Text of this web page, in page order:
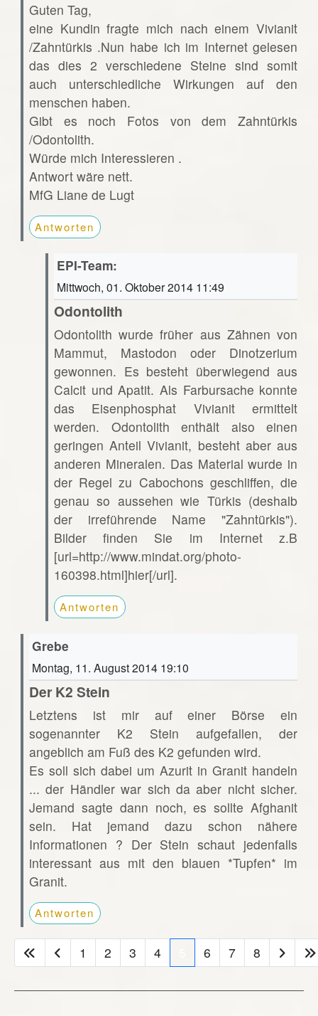
Guten Tag,
eine Kundin fragte mich nach einem Vivianit
/Zahntürkis .Nun habe ich im Internet gelesen
das dies 2 verschiedene Steine sind somit
auch unterschiedliche Wirkungen auf den
menschen haben.
Gibt es noch Fotos von dem Zahntürkis
/Odontolith.
Würde mich Interessieren .
Antwort wäre nett.
MfG Liane de Lugt
Antworten
EPI-Team:
Mittwoch, 01. Oktober 2014 11:49
Odontolith
Odontolith wurde früher aus Zähnen von
Mammut, Mastodon oder Dinotzerium
gewonnen. Es besteht überwiegend aus
Calcit und Apatit. Als Farbursache konnte
das Eisenphosphat Vivianit ermittelt
werden. Odontolith enthält also einen
geringen Anteil Vivianit, besteht aber aus
anderen Mineralen. Das Material wurde in
der Regel zu Cabochons geschliffen, die
genau so aussehen wie Türkis (deshalb
der irreführende Name "Zahntürkis").
Bilder finden Sie im Internet z.B
[url=http://www.mindat.org/photo-
160398.html]hier[/url].
Antworten
Grebe
Montag, 11. August 2014 19:10
Der K2 Stein
Letztens ist mir auf einer Börse ein
sogenannter K2 Stein aufgefallen, der
angeblich am Fuß des K2 gefunden wird.
Es soll sich dabei um Azurit in Granit handeln
... der Händler war sich da aber nicht sicher.
Jemand sagte dann noch, es sollte Afghanit
sein. Hat jemand dazu schon nähere
Informationen ? Der Stein schaut jedenfalls
interessant aus mit den blauen *Tupfen* im
Granit.
Antworten
1 2 3 4 6 7 8